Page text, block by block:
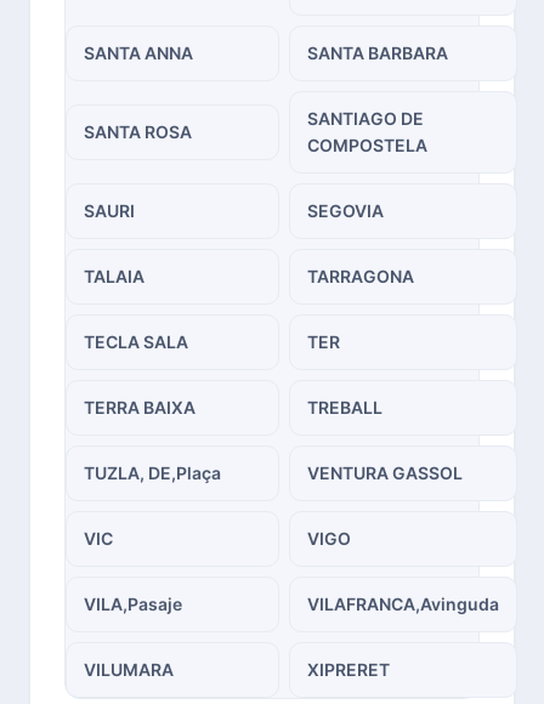
SANTA ANNA SANTA BARBARA
SANTA ROSA
SANTIAGO DE
COMPOSTELA
SAURI SEGOVIA
TALAIA TARRAGONA
TECLA SALA TER
TERRA BAIXA TREBALL
TUZLA, DE,Plaça VENTURA GASSOL
VIC VIGO
VILA,Pasaje VILAFRANCA,Avinguda
VILUMARA XIPRERET